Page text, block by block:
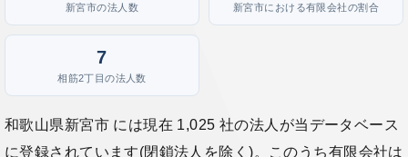
新宮市の法人数 新宮市における有限会社の割合
7
相筋2丁目の法人数
和歌山県新宮市 には現在 1,025 社の法人が当データベース
に登録されています(閉鎖法人を除く)。このうち有限会社は